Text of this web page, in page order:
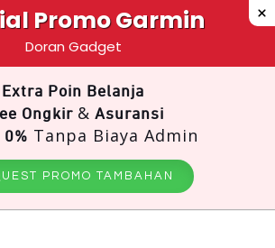
Promo Garmin
Doran Gadget
Extra Poin Belanja
Ongkir & Asuransi
0% Tanpa Biaya Admin
PROMO TAMBAHAN